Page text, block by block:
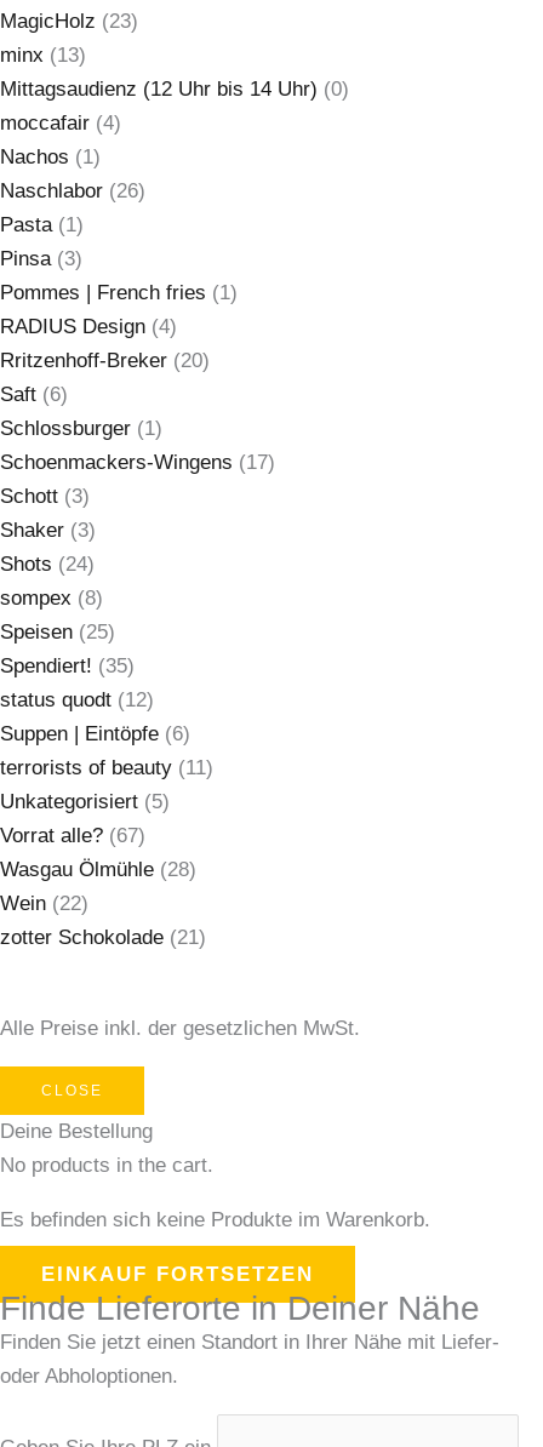
MagicHolz (23)
minx (13)
Mittagsaudienz (12 Uhr bis 14 Uhr) (0)
moccafair (4)
Nachos (1)
Naschlabor (26)
Pasta (1)
Pinsa (3)
Pommes | French fries (1)
RADIUS Design (4)
Rritzenhoff-Breker (20)
Saft (6)
Schlossburger (1)
Schoenmackers-Wingens (17)
Schott (3)
Shaker (3)
Shots (24)
sompex (8)
Speisen (25)
Spendiert! (35)
status quodt (12)
Suppen | Eintöpfe (6)
terrorists of beauty (11)
Unkategorisiert (5)
Vorrat alle? (67)
Wasgau Ölmühle (28)
Wein (22)
zotter Schokolade (21)
Alle Preise inkl. der gesetzlichen MwSt.
CLOSE
Deine Bestellung
No products in the cart.
Es befinden sich keine Produkte im Warenkorb.
EINKAUF FORTSETZEN
Finde Lieferorte in Deiner Nähe
Finden Sie jetzt einen Standort in Ihrer Nähe mit Liefer-
oder Abholoptionen.